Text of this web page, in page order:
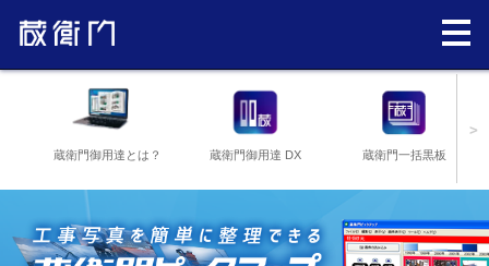
蔵衛門御用達とは？ 蔵衛門御用達 DX 蔵衛門一括黒板
>